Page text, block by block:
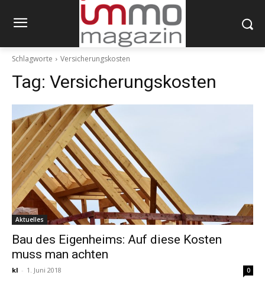
Schlagworte Versicherungskosten
Tag: Versicherungskosten
Aktuelles
Bau des Eigenheims: Auf diese Kosten
muss man achten
kl - 1. Juni 2018 0